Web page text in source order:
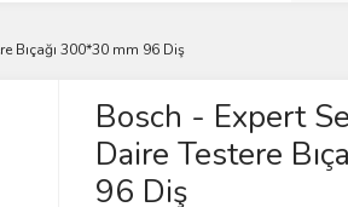
Bıçağı 300*30 mm 96 Diş
Bosch - Expert
Daire Testere
96 Diş